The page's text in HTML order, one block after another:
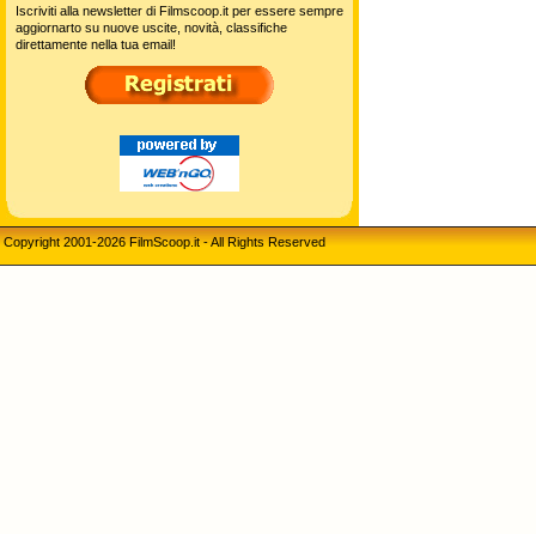
Iscriviti alla newsletter di Filmscoop.it per essere sempre
aggiornarto su nuove uscite, novità, classifiche
direttamente nella tua email!
Copyright 2001-2026 FilmScoop.it - All Rights Reserved